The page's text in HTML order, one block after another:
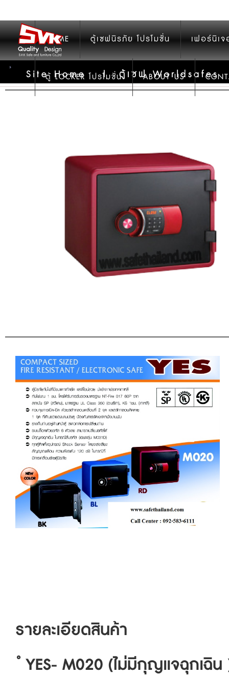
HOME ตู้เซฟนิรภัย โปรโมชั่น เฟอร์นิเ
ตู้ LOCKER โปรโมชั่น ABOUT US
Site Home |ตู้เซฟ Worldsafes
รายละเอียดสินค้า
YES- M020 (ไม่มีกุญแจฉุกเฉิน